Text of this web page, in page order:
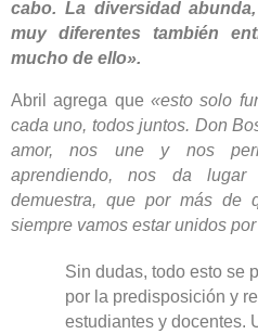
cabo. La diversidad
muy diferentes también
mucho de ello».
Abril agrega que «esto solo
cada uno, todos juntos. Don
amor, nos une y nos
aprendiendo, nos da
demuestra, que por más de
siempre vamos estar unidos por
Sin dudas, todo esto se
por la predisposición y
estudiantes y docentes.